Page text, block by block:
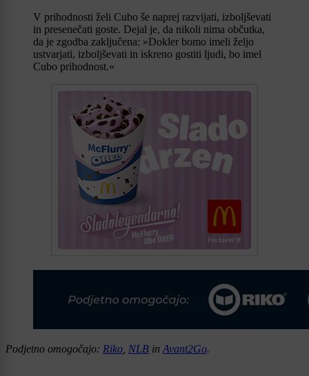
V prihodnosti želi Cubo še naprej razvijati, izboljševati
in presenečati goste. Dejal je, da nikoli nima občutka,
da je zgodba zaključena: »Dokler bomo imeli željo
ustvarjati, izboljševati in iskreno gostiti ljudi, bo imel
Cubo prihodnost.«
Podjetno omogočajo: Riko NLB in Avant2Go.